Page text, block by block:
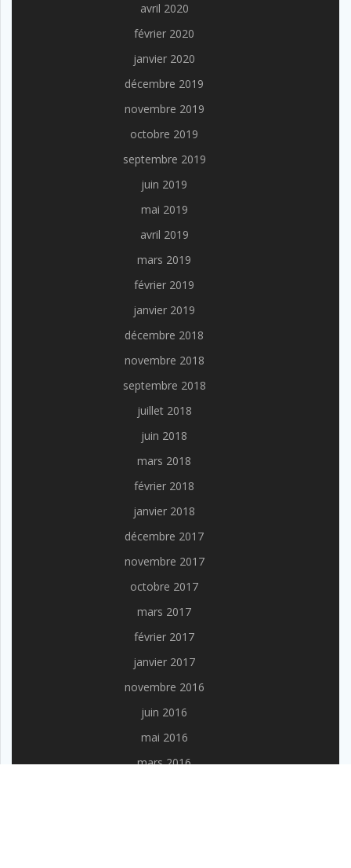
avril 2020
février 2020
janvier 2020
décembre 2019
novembre 2019
octobre 2019
septembre 2019
juin 2019
mai 2019
avril 2019
mars 2019
février 2019
janvier 2019
décembre 2018
novembre 2018
septembre 2018
juillet 2018
juin 2018
mars 2018
février 2018
janvier 2018
décembre 2017
novembre 2017
octobre 2017
mars 2017
février 2017
janvier 2017
novembre 2016
juin 2016
mai 2016
mars 2016